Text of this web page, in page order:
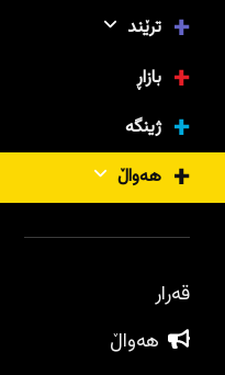
ترێند
بازاڕ
ژینگە
هەواڵ
قەرار
هەواڵ